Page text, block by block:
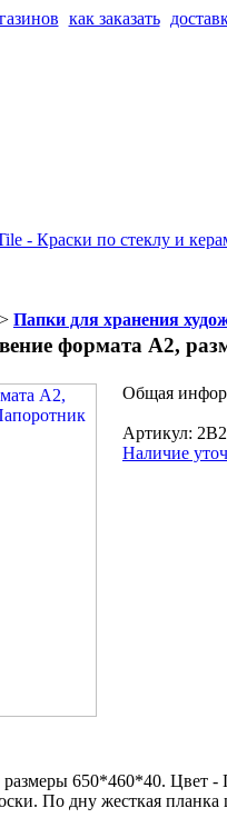
как заказать
> Папки для хранения
формата А2,
Общая
Артикул: 2В2
Наличие
650*460*40. Цвет
По дну жесткая